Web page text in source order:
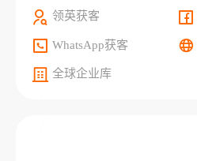
领英获客
WhatsApp获客
全球企业库